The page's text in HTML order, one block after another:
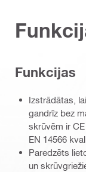
Funkcijas
Izstrādātas,
gandrīz bez
skrūvēm ir
EN 14566
Paredzēts
un